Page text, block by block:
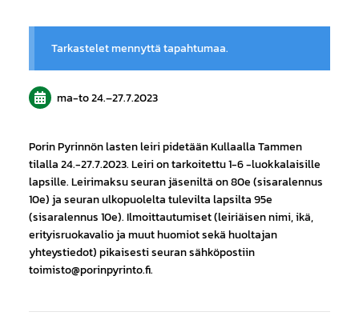
Tarkastelet mennyttä tapahtumaa.
ma-to24.–27.7.2023
Porin Pyrinnön lasten leiri pidetään Kullaalla Tammen
tilalla 24.-27.7.2023. Leiri on tarkoitettu 1-6 -luokkalaisille
lapsille. Leirimaksu seuran jäseniltä on 80e (sisaralennus
10e) ja seuran ulkopuolelta tulevilta lapsilta 95e
(sisaralennus 10e). Ilmoittautumiset (leiriäisen nimi, ikä,
erityisruokavalio ja muut huomiot sekä huoltajan
yhteystiedot) pikaisesti seuran sähköpostiin
toimisto@porinpyrinto.fi.